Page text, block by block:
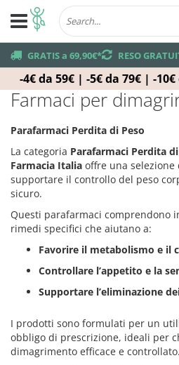
-4€ da 59€ | -5€ da 79€ | -10€
truck GRATIS a 69,90€*returns RESO
Farmaci per
Parafarmaci Perdita di Peso
La categoria Parafarmaci Perdita di
Farmacia Italia offre una
supportare il controllo del peso
sicuro.
Questi parafarmaci comprendono
rimedi specifici che aiutano a:
Favorire il metabolismo e il
Controllare l’appetito e la
Supportare l’eliminazione
I prodotti sono formulati per un
obbligo di prescrizione, ideali per
dimagrimento efficace e controllato.